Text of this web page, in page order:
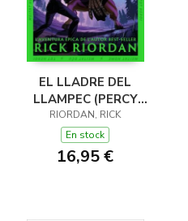
EL LLADRE DEL
LLAMPEC (PERCY
JACKSON I ELS DÉUS
DE L'OLIMP 1)
RIORDAN, RICK
En stock
16,95 €